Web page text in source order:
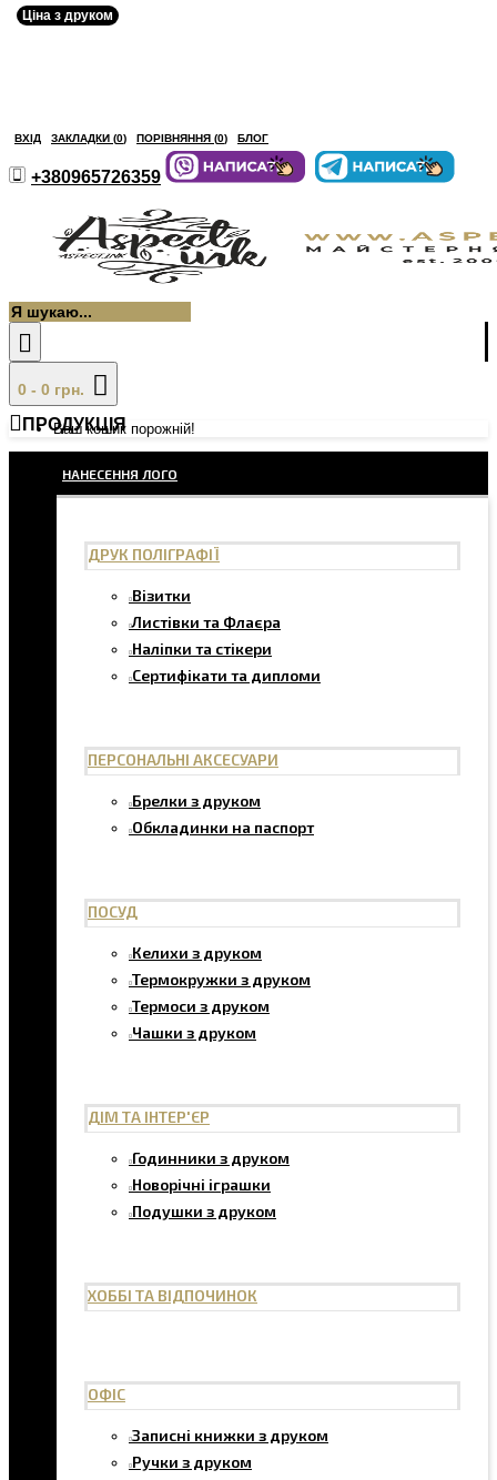
ВХІД ЗАКЛАДКИ (0) ПОРІВНЯННЯ (0) БЛОГ
+380965726359
0 - 0 грн.
Ваш кошик порожній!
ПРОДУКЦІЯ
НАНЕСЕННЯ ЛОГО
ДРУК ПОЛІГРАФІЇ
Візитки
Листівки та Флаєра
Наліпки та стікери
Сертифікати та дипломи
ПЕРСОНАЛЬНІ АКСЕСУАРИ
Брелки з друком
Обкладинки на паспорт
ПОСУД
Келихи з друком
Термокружки з друком
Термоси з друком
Чашки з друком
ДІМ ТА ІНТЕР'ЄР
Годинники з друком
Новорічні іграшки
Подушки з друком
ХОББІ ТА ВІДПОЧИНОК
ОФІС
Записні книжки з друком
Ручки з друком
Ціна з друком